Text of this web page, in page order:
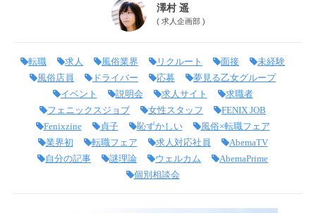
澤村 遥
( 求人企画部)
転職 求人 風俗業界 リクルート 面接
未経験
風俗店員
ドライバー 応募
夢見る乙女グループ
イベント
説明会 求人サイト
求職者
フェニックスジョブ
女性スタッフ
FENIX JOB
Fenixzine
貞子 恥ずかしい
風俗×転職フェア
業界初
転職フェア 求人対応社員
AbemaTV
自分の記事
謎理論 ウェルカム
AbemaPrime
個別相談会